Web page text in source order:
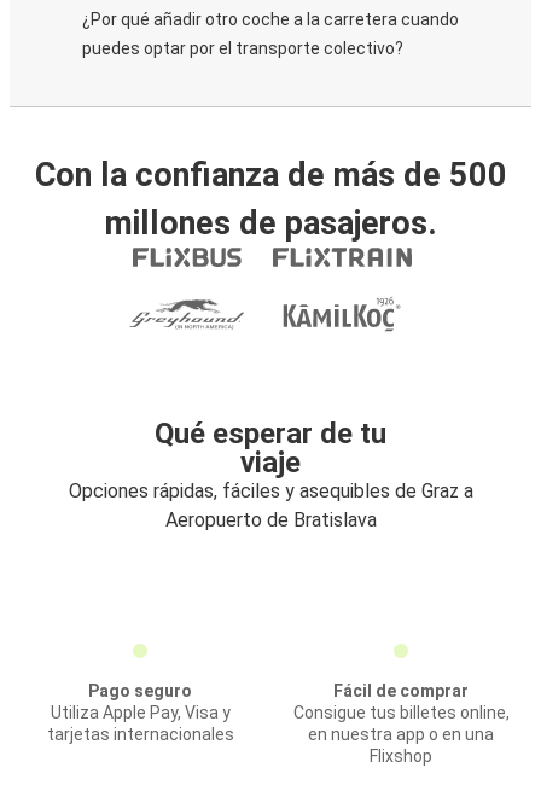
¿Por qué añadir otro coche a la carretera cuando
puedes optar por el transporte colectivo?
Con la confianza de más de 500
millones de pasajeros.
Qué esperar de tu
viaje
Opciones rápidas, fáciles y asequibles de Graz a
Aeropuerto de Bratislava
Pago seguro
Utiliza Apple Pay, Visa y
tarjetas internacionales
Fácil de comprar
Consigue tus billetes online,
en nuestra app o en una
Flixshop